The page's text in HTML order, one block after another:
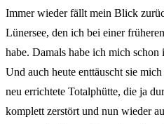
Immer wieder fällt mein Blick
Lünersee, den ich bei einer
habe. Damals habe ich mich
Und auch heute enttäuscht sie
neu errichtete Totalphütte, die ja
komplett zerstört und nun wieder